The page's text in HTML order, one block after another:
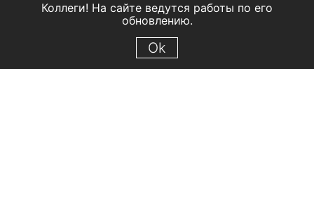
Коллеги! На сайте ведутся работы по его
обновлению.
Ok